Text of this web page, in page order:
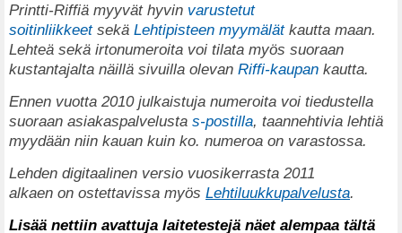
Printti-Riffiä myyvät hyvin varustetut
soitinliikkeet sekä Lehtipisteen myymälätkautta maan.
Lehteä sekä irtonumeroita voi tilata myös suoraan
kustantajalta näillä sivuilla olevan Riffi-kaupan kautta.
Ennen vuotta 2010 julkaistuja numeroita voi tiedustella
suoraan asiakaspalvelusta s-postilla, taannehtivia lehtiä
myydään niin kauan kuin ko. numeroa on varastossa.
Lehden digitaalinen versio vuosikerrasta 2011
alkaen on ostettavissa myös Lehtiluukkupalvelusta.
Lisää nettiin avattuja laitetestejä näet alempaa tältä